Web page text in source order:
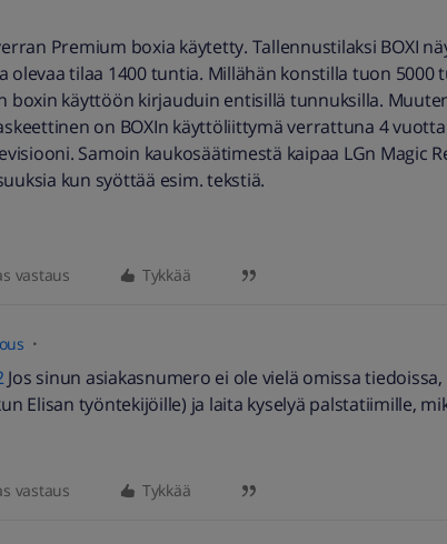
Premium boxia käytetty. Tallennustilaksi BOXI
olevaa tilaa 1400 tuntia. Millähän konstilla tuon 5000
boxin käyttöön kirjauduin entisillä tunnuksilla.
on BOXIn käyttöliittymä verrattuna 4 vuotta
Samoin kaukosäätimestä kaipaa LGn Magic
kun syöttää esim. tekstiä.
vastaus Tykkää
Jos sinun asiakasnumero ei ole vielä omissa tiedoissa,
Elisan työntekijöille) ja laita kyselyä palstatiimille,
vastaus Tykkää